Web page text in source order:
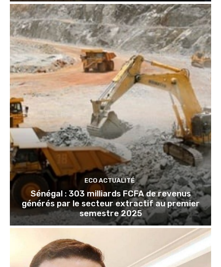
ECO ACTUALITÉ
Sénégal : 303 milliards FCFA de revenus
générés par le secteur extractif au premier
semestre 2025